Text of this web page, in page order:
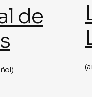
de